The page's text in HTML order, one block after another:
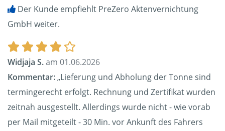
Der Kunde empfiehlt PreZero Aktenvernichtung
GmbH weiter.
Widjaja S.am 01.06.2026
Kommentar:„Lieferung und Abholung der Tonne sind
termingerecht erfolgt. Rechnung und Zertifikat wurden
zeitnah ausgestellt. Allerdings wurde nicht - wie vorab
per Mail mitgeteilt - 30 Min. vor Ankunft des Fahrers